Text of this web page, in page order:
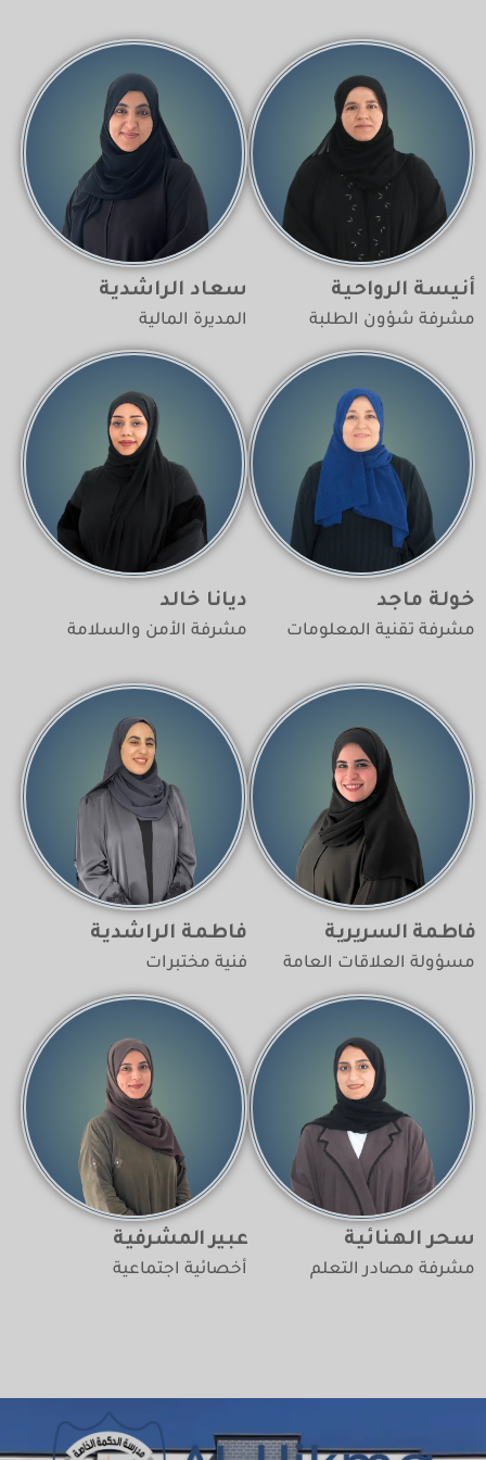
أنيسة الرواحية
مشرفة شؤون الطلبة
سعاد الراشدية
المديرة المالية
خولة ماجد
مشرفة تقنية المعلومات
ديانا خالد
مشرفة الأمن والسلامة
فاطمة السريرية
مسؤولة العلاقات العامة
فاطمة الراشدية
فنية مختبرات
سحر الهنائية
مشرفة مصادر التعلم
عبير المشرفية
أخصائية اجتماعية